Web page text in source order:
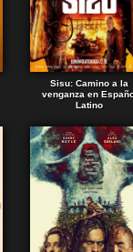
Sisu: Camino a la
venganza en
Latino